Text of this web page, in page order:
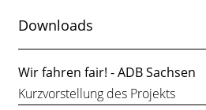
Downloads
Wir fahren fair! - ADB Sachsen
Kurzvorstellung des Projekts